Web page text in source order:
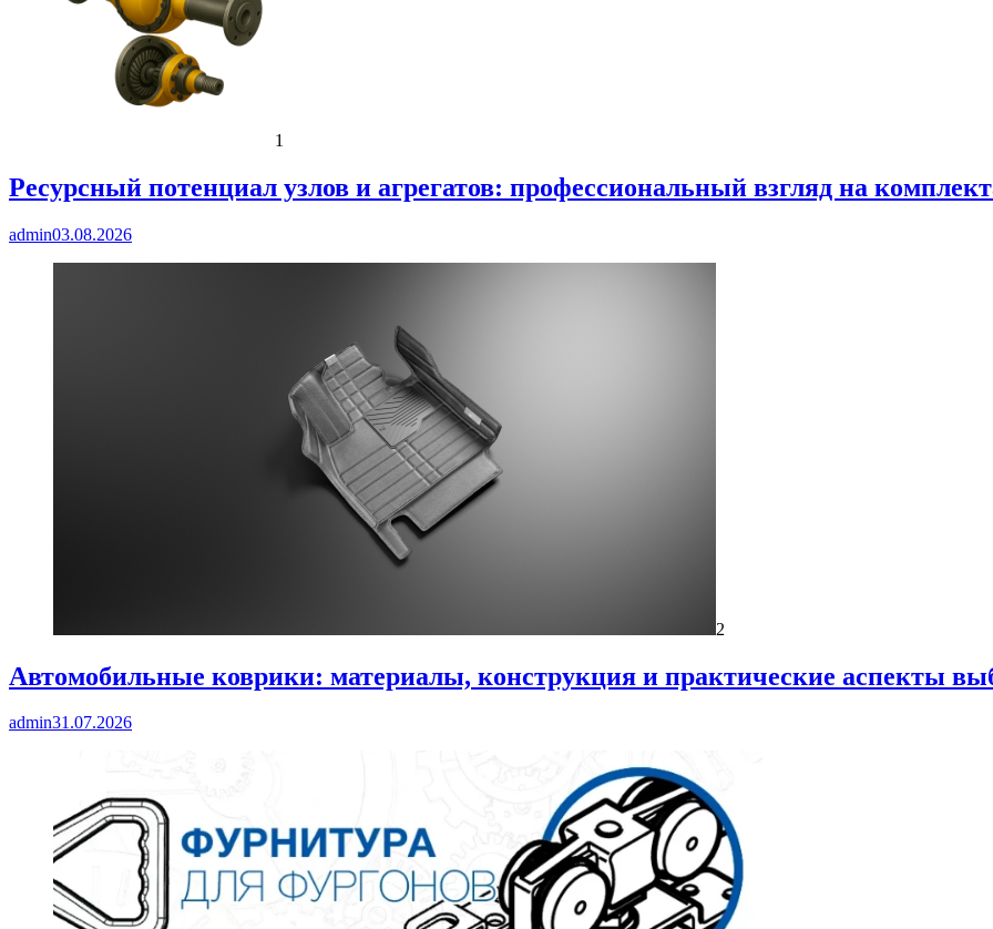
1
Ресурсный потенциал узлов и агрегатов: профессиональный взгляд на
admin03.08.2026
2
Автомобильные коврики: материалы, конструкция и практические аспекты
admin31.07.2026